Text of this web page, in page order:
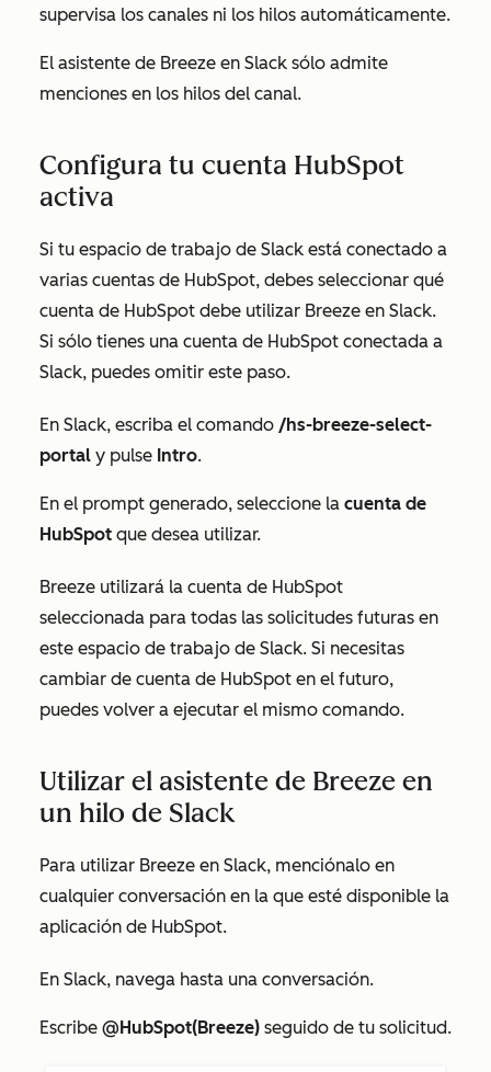
supervisa los canales ni los hilos automáticamente.
El asistente de Breeze en Slack sólo admite
menciones en los hilos del canal.
Configura tu cuenta HubSpot
activa
Si tu espacio de trabajo de Slack está conectado a
varias cuentas de HubSpot, debes seleccionar qué
cuenta de HubSpot debe utilizar Breeze en Slack.
Si sólo tienes una cuenta de HubSpot conectada a
Slack, puedes omitir este paso.
En Slack, escriba el comando /hs-breeze-select-
portal y pulse Intro.
En el prompt generado, seleccione la cuenta de
HubSpot que desea utilizar.
Breeze utilizará la cuenta de HubSpot
seleccionada para todas las solicitudes futuras en
este espacio de trabajo de Slack. Si necesitas
cambiar de cuenta de HubSpot en el futuro,
puedes volver a ejecutar el mismo comando.
Utilizar el asistente de Breeze en
un hilo de Slack
Para utilizar Breeze en Slack, menciónalo en
cualquier conversación en la que esté disponible la
aplicación de HubSpot.
En Slack, navega hasta una conversación.
Escribe @HubSpot(Breeze) seguido de tu solicitud.